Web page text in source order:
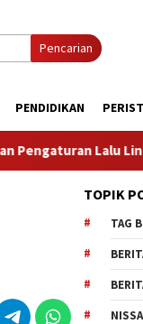
Pencarian
PENDIDIKAN
Kunjungan
TOPIK
TAG